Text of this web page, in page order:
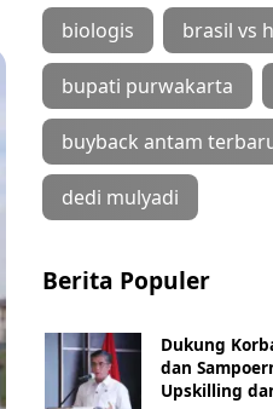
biologis brasil vs
bupati purwakarta
buyback antam
dedi mulyadi
Berita Populer
Dukung
dan
Upskilling